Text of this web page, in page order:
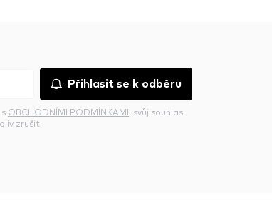
Přihlasit se k odběru
OBCHODNÍMI PODMÍNKAMI , svůj souhlas
zrušit.